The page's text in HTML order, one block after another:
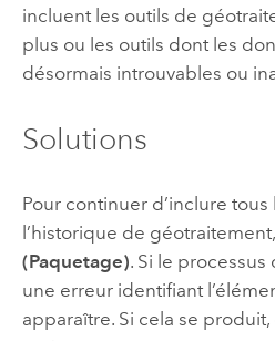
incluent les outils de
plus ou les outils dont les
désormais introuvables ou
Solutions
Pour continuer d’inclure
l’historique de
(Paquetage). Si le
une erreur identifiant
apparaître. Si cela se